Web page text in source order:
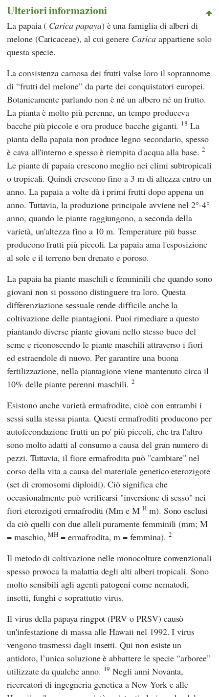
Ulteriori informazioni
La papaia ( Carica papaya) è una famiglia di alberi di
melone (Caricaceae), al cui genere Caricaappartiene solo
questa specie.
La consistenza carnosa dei frutti valse loro il soprannome
di “frutti del melone” da parte dei conquistatori europei.
Botanicamente parlando non è né un albero né un frutto.
La pianta è molto più perenne, un tempo produceva
bacche più piccole e ora produce bacche giganti. 18 La
pianta della papaia non produce legno secondario, spesso
è cava all'interno e spesso è riempita d'acqua alla base. 2
Le piante di papaia crescono meglio nei climi subtropicali
o tropicali. Quindi crescono fino a 3 m di altezza entro un
anno. La papaia a volte dà i primi frutti dopo appena un
anno. Tuttavia, la produzione principale avviene nel 2°-4°
anno, quando le piante raggiungono, a seconda della
varietà, un'altezza fino a 10 m. Temperature più basse
producono frutti più piccoli. La papaia ama l'esposizione
al sole e il terreno ben drenato e poroso.
La papaia ha piante maschili e femminili che quando sono
giovani non si possono distinguere tra loro. Questa
differenziazione sessuale rende difficile anche la
coltivazione delle piantagioni. Puoi rimediare a questo
piantando diverse piante giovani nello stesso buco del
seme e riconoscendo le piante maschili attraverso i fiori
ed estraendole di nuovo. Per garantire una buona
fertilizzazione, nella piantagione viene mantenuto circa il
10% delle piante perenni maschili.2
Esistono anche varietà ermafrodite, cioè con entrambi i
sessi sulla stessa pianta. Questi ermafroditi producono per
autofecondazione frutti un po' più piccoli, che tra l'altro
sono molto adatti al consumo a causa del gran numero di
pezzi. Tuttavia, il fiore ermafrodita può "cambiare" nel
corso della vita a causa del materiale genetico eterozigote
(set di cromosomi diploidi). Ciò significa che
occasionalmente può verificarsi "inversione di sesso" nei
fiori eterozigoti ermafroditi (Mm e M Hm). Sono esclusi
da ciò quelli con due alleli puramente femminili (mm; M
= maschio,MH = ermafrodita, m = femmina). 2
Il metodo di coltivazione nelle monocolture convenzionali
spesso provoca la malattia degli alti alberi tropicali. Sono
molto sensibili agli agenti patogeni come nematodi,
insetti, funghi e soprattutto virus.
Il virus della papaya ringpot (PRV o PRSV) causò
un'infestazione di massa alle Hawaii nel 1992. I virus
vengono trasmessi dagli insetti. Qui non esiste un
antidoto, l’unica soluzione è abbattere le specie “arboree”
utilizzate da qualche anno. 19 Negli anni Novanta,
ricercatori di ingegneria genetica a New York e alle